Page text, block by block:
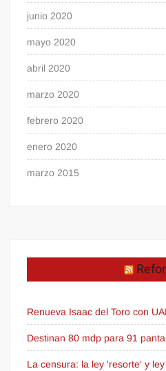
junio 2020
mayo 2020
abril 2020
marzo 2020
febrero 2020
enero 2020
marzo 2015
Renueva Isaac del Toro con
Destinan 80 mdp para 91
La censura: la ley 'resorte' y